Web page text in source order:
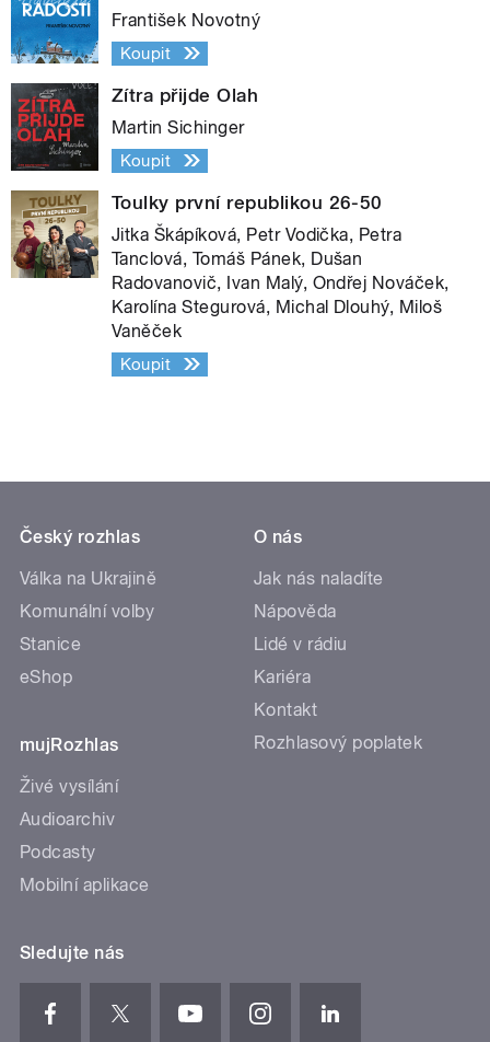
František Novotný
Koupit
Zítra přijde Olah
Martin Sichinger
Koupit
Toulky první republikou 26-50
Jitka Škápíková, Petr Vodička, Petra
Tanclová, Tomáš Pánek, Dušan
Radovanovič, Ivan Malý, Ondřej Nováček,
Karolína Stegurová, Michal Dlouhý, Miloš
Vaněček
Koupit
Český rozhlas
Válka na Ukrajině
Komunální volby
Stanice
eShop
mujRozhlas
Živé vysílání
Audioarchiv
Podcasty
Mobilní aplikace
O nás
Jak nás naladíte
Nápověda
Lidé v rádiu
Kariéra
Kontakt
Rozhlasový poplatek
Sledujte nás